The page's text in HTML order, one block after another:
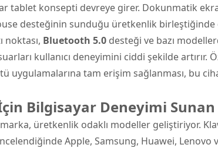
tablet konsepti devreye girer. Dokunmatik
desteğinin sunduğu üretkenlik
noktası, Bluetooth 5.0 desteği ve bazı
kullanıcı deneyimini ciddi şekilde artırır.
uygulamalarına tam erişim sağlanması, bu
Bilgisayar Deneyimi
üretkenlik odaklı modeller geliştiriyor.
Apple, Samsung, Huawei,